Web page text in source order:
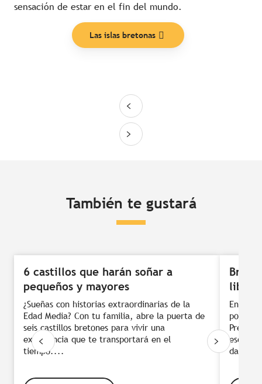
sensación de estar en el fin del mundo.
Las islas bretonas
También te gustará
6 castillos que harán soñar a
pequeños y mayores
¿Sueñas con historias extraordinarias de la
Edad Media? Con tu familia, abre la puerta de
seis castillos bretones para vivir una
experiencia que te transportará en el
tiempo....
libre
En
por
Presta
das...